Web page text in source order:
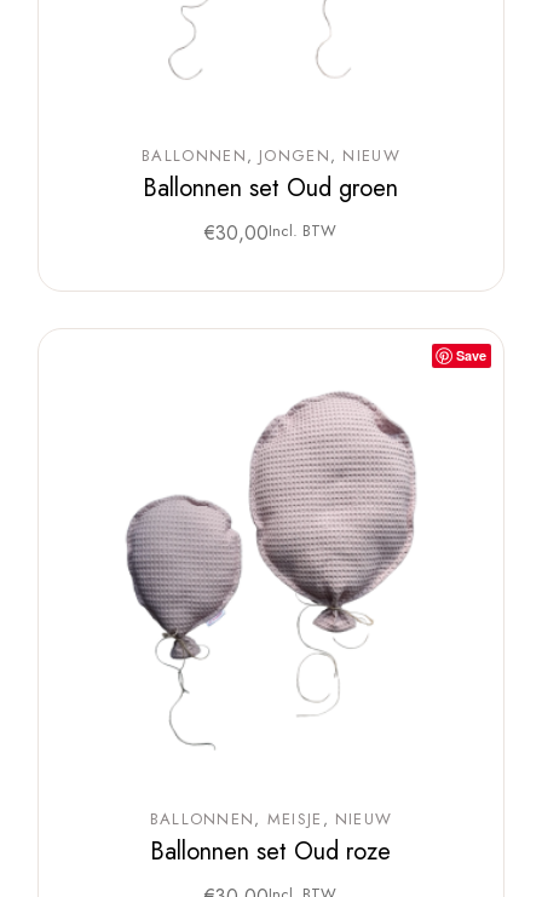
BALLONNEN JONGEN NIEUW
Ballonnen set Oud groen
€30,00Incl. BTW
Save
BALLONNEN MEISJE NIEUW
Ballonnen set Oud roze